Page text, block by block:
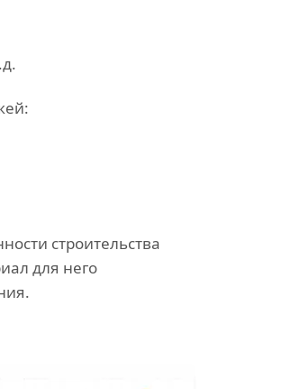
строительства
для него